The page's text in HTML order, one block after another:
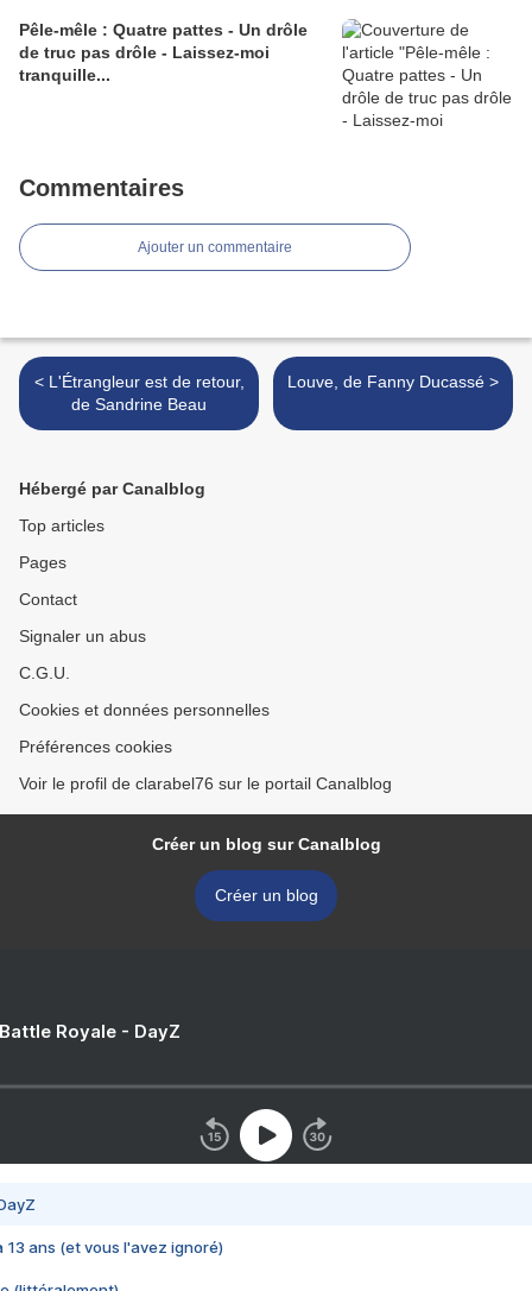
Pêle-mêle : Quatre pattes - Un drôle
de truc pas drôle - Laissez-moi
tranquille...
Commentaires
Ajouter un commentaire
< L'Étrangleur est de retour,
de Sandrine Beau
Louve, de Fanny Ducassé >
Hébergé par Canalblog
Top articles
Pages
Contact
Signaler un abus
C.G.U.
Cookies et données personnelles
Préférences cookies
Voir le profil de clarabel76 sur le portail Canalblog
Créer un blog sur Canalblog
Créer un blog
Royale - DayZ
13 ans (et vous l'avez ignoré)